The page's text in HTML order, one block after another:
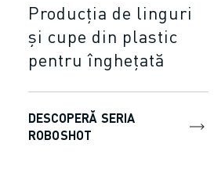
Producția de linguri
și cupe din plastic
pentru înghețată
DESCOPERĂ SERIA
ROBOSHOT